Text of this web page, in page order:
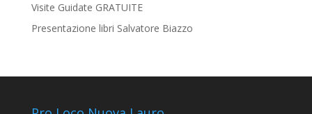
Visite Guidate GRATUITE
Presentazione libri Salvatore Biazzo